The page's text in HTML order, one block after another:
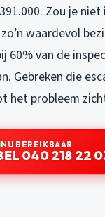
Zou je
waardevol
60% van de
Gebreken die
het probleem
NU BEREIKBAAR
040 218 22